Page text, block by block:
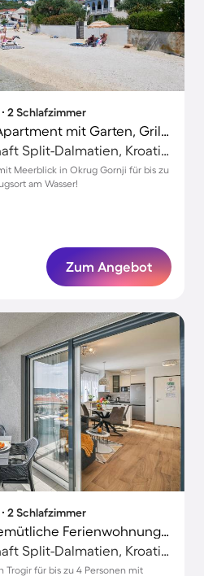
2 Schlafzimmer
Voll ausgestattetes Apartment mit Garten, Grill und Terrasse | Meerblick | Strand in der Nähe
Trogir, Gespanschaft Split-Dalmatien, Kroatien
Meerblick in Okrug Gornji für bis zu
am Wasser!
Zum Angebot
2 Schlafzimmer
Voll ausgestattete gemütliche Ferienwohnung mit Terrasse
Trogir, Gespanschaft Split-Dalmatien, Kroatien
Trogir für bis zu 4 Personen mit